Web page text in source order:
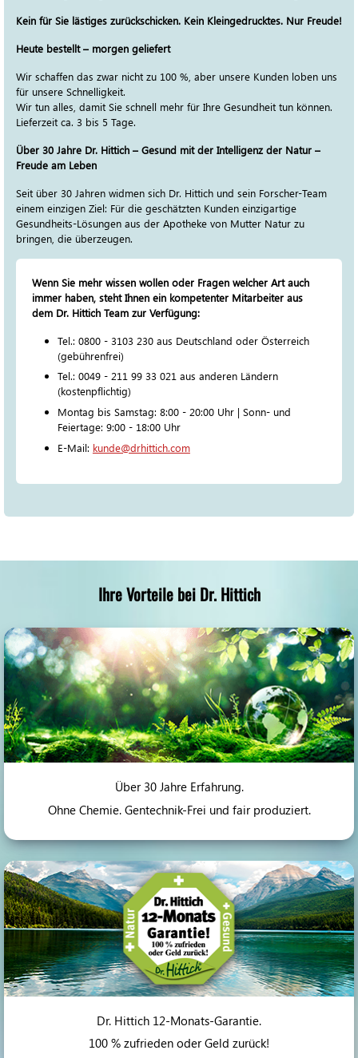
Kein für Sie lästiges zurückschicken. Kein Kleingedrucktes. Nur Freude!
Heute bestellt – morgen geliefert
Wir schaffen das zwar nicht zu 100 %, aber unsere Kunden loben uns
für unsere Schnelligkeit.
Wir tun alles, damit Sie schnell mehr für Ihre Gesundheit tun können.
Lieferzeit ca. 3 bis 5 Tage.
Über 30 Jahre Dr. Hittich – Gesund mit der Intelligenz der Natur –
Freude am Leben
Seit über 30 Jahren widmen sich Dr. Hittich und sein Forscher-Team
einem einzigen Ziel: Für die geschätzten Kunden einzigartige
Gesundheits-Lösungen aus der Apotheke von Mutter Natur zu
bringen, die überzeugen.
Wenn Sie mehr wissen wollen oder Fragen welcher Art auch
immer haben, steht Ihnen ein kompetenter Mitarbeiter aus
dem Dr. Hittich Team zur Verfügung:
Tel.: 0800 - 3103 230 aus Deutschland oder Österreich
(gebührenfrei)
Tel.: 0049 - 211 99 33 021 aus anderen Ländern
(kostenpflichtig)
Montag bis Samstag: 8:00 - 20:00 Uhr | Sonn- und
Feiertage: 9:00 - 18:00 Uhr
E-Mail: kunde@drhittich.com
Ihre Vorteile bei Dr. Hittich
Über 30 Jahre Erfahrung.
Ohne Chemie. Gentechnik-Frei und fair produziert.
Dr. Hittich 12-Monats-Garantie.
100 % zufrieden oder Geld zurück!